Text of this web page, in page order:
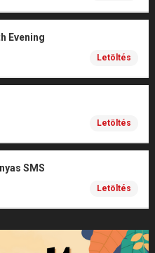
Evening
Letöltés
Letöltés
SMS
Letöltés